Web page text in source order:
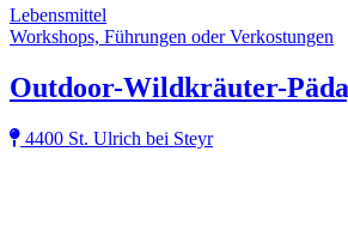
Lebensmittel
Workshops, Führungen oder Verkostungen
Outdoor-Wildkräuter-
4400 St. Ulrich bei Steyr